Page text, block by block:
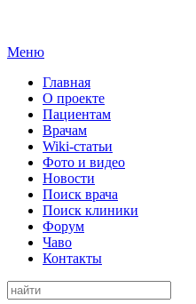
Меню
Главная
О проекте
Пациентам
Врачам
Wiki-статьи
Фото и видео
Новости
Поиск врача
Поиск клиники
Форум
Чаво
Контакты